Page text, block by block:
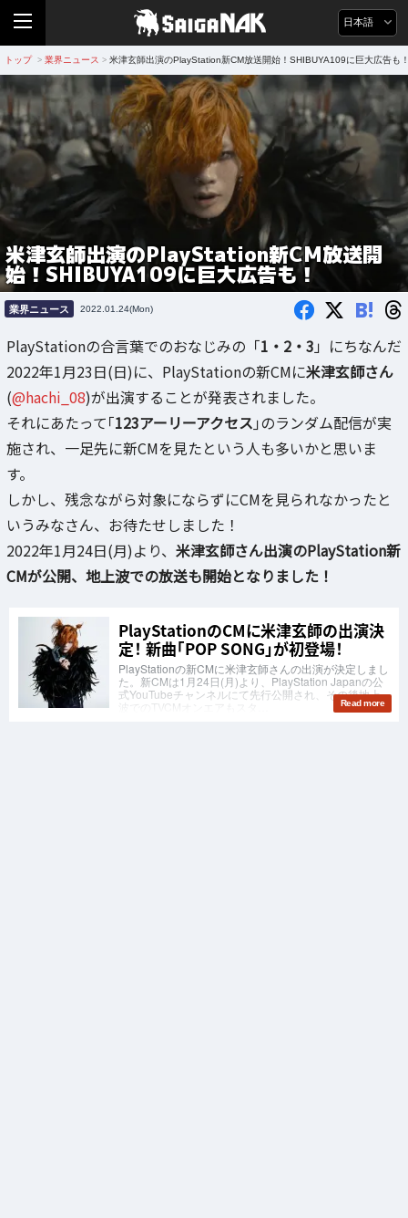
日本語
トップ > 業界ニュース > 米津玄師出演のPlayStation新CM放送開始！SHIBUYA109に巨大広告も
米津玄師出演のPlayStation新CM放送開
始！SHIBUYA109に巨大広告も！
業界ニュース 2022.01.24(Mon) B!
PlayStationの合言葉でのおなじみの「1・2・3 」にちなんだ
2022年1月23日(日)に、PlayStationの新CMに米津玄師さん
(@hachi_08)が出演することが発表されました。
それにあたって｢123アーリーアクセス ｣のランダム配信が実
施され、一足先に新CMを見たという人も多いかと思いま
す。
しかし、残念ながら対象にならずにCMを見られなかったと
いうみなさん、お待たせしました！
2022年1月24日(月)より、 米津玄師さん出演のPlayStation新
CMが公開、地上波での放送も開始となりました！